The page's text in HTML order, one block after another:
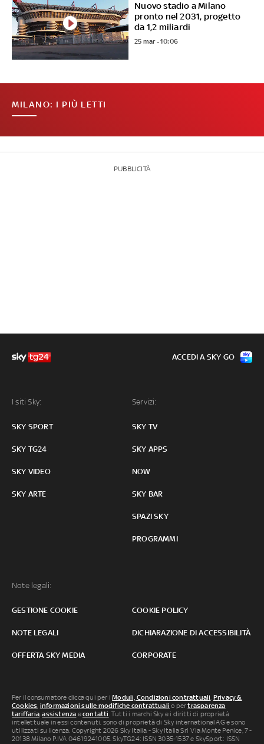
Nuovo stadio a Milano
pronto nel 2031, progetto
da 1,2 miliardi
25 mar - 10:06
MILANO: I PIÙ LETTI
PUBBLICITÀ
I siti Sky:
SKY SPORT
SKY TG24
SKY VIDEO
SKY ARTE
Servizi:
SKY TV
SKY APPS
NOW
SKY BAR
SPAZI SKY
PROGRAMMI
Note legali:
GESTIONE COOKIE COOKIE POLICY
NOTE LEGALI DICHIARAZIONE DI ACCESSIBILITÀ
OFFERTA SKY MEDIA CORPORATE
ACCEDI A SKY GO
Per il consumatore clicca qui per iModuli, Condizioni contrattuali, Privacy &
Cookies, informazioni sulle modifiche contrattuali o pertrasparenza
tariffaria,assistenza econtatti. Tutti i marchi Sky e i diritti di proprietà
intellettuale in essi contenuti, sono di proprietà di Sky international AG e sono
utilizzati su licenza. Copyright 2026 Sky Italia - Sky Italia Srl Via Monte Penice, 7 -
20138 Milano P.IVA 04619241005. SkyTG24: ISSN 3035-1537 e SkySport: ISSN